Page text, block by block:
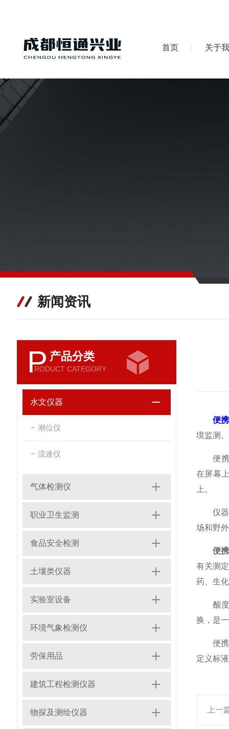
首页 关于
新闻资讯
P 产品分类
RODUCT CATEGORY
水文仪器
潮位仪
流速仪
气体检测仪
职业卫生监测
食品安全检测
土壤类仪器
实验室设备
环境气象检测仪
劳保用品
建筑工程检测仪器
物探及测绘仪器
便
境监测
便携式
在屏幕
上。
仪器采
场和野
便
有关测
药、生
酸度计
换，是
便携式
定义标
上一